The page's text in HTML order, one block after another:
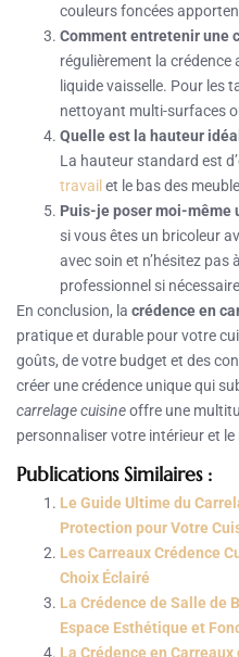
couleurs foncées
Comment entretenir une
régulièrement la crédence
liquide vaisselle. Pour les
nettoyant multi-surfaces
Quelle est la hauteur
La hauteur standard est
travail et le bas des
Puis-je poser moi-même
si vous êtes un bricoleur
avec soin et n’hésitez pas
professionnel si
En conclusion, la crédence en
pratique et durable pour votre
goûts, de votre budget et des
créer une crédence unique qui
carrelage cuisineoffre une
personnaliser votre intérieur et
Publications Similaires :
Le Guide Ultime du
Protection pour Votre
Les Carreaux Crédence
Choix Éclairé
La Crédence de Salle de
Espace Esthétique et
La Crédence en